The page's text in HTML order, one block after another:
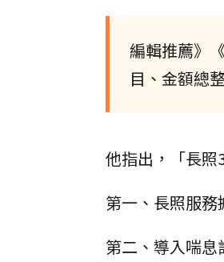
編輯推薦》
目、金額總
他指出，「長照
第一、長照服務
第二、導入喘